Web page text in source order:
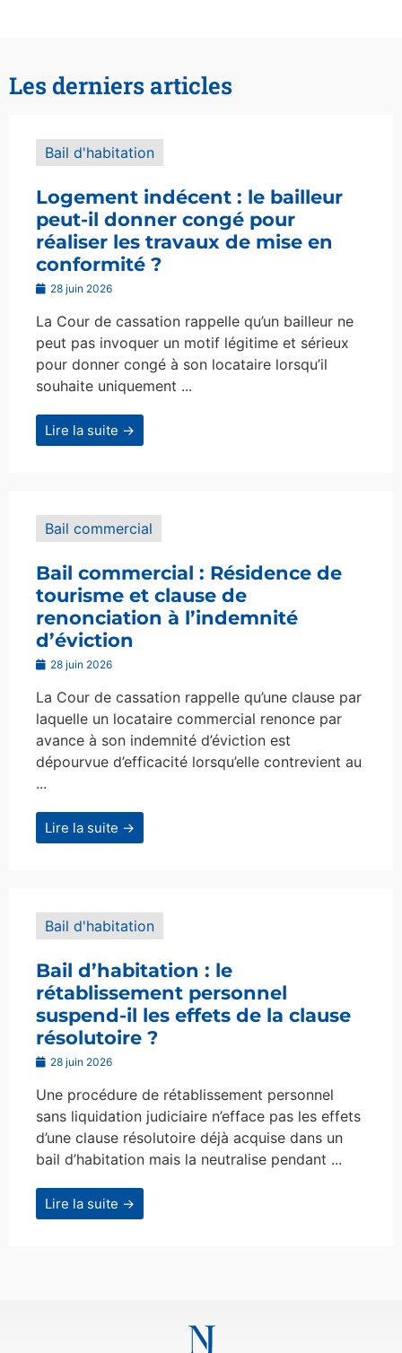
Les derniers articles
Bail d'habitation
Logement indécent : le bailleur
peut-il donner congé pour
réaliser les travaux de mise en
conformité ?
28 juin 2026
La Cour de cassation rappelle qu’un bailleur ne
peut pas invoquer un motif légitime et sérieux
pour donner congé à son locataire lorsqu’il
souhaite uniquement ...
Lire la suite →
Bail commercial
Bail commercial : Résidence de
tourisme et clause de
renonciation à l’indemnité
d’éviction
28 juin 2026
La Cour de cassation rappelle qu’une clause par
laquelle un locataire commercial renonce par
avance à son indemnité d’éviction est
dépourvue d’efficacité lorsqu’elle contrevient au
...
Lire la suite →
Bail d'habitation
Bail d’habitation : le
rétablissement personnel
suspend-il les effets de la clause
résolutoire ?
28 juin 2026
Une procédure de rétablissement personnel
sans liquidation judiciaire n’efface pas les effets
d’une clause résolutoire déjà acquise dans un
bail d’habitation mais la neutralise pendant ...
Lire la suite →